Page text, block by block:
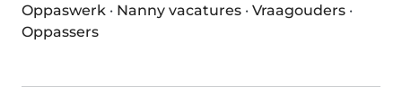
Oppaswerk · Nanny vacatures · Vraagouders ·
Oppassers